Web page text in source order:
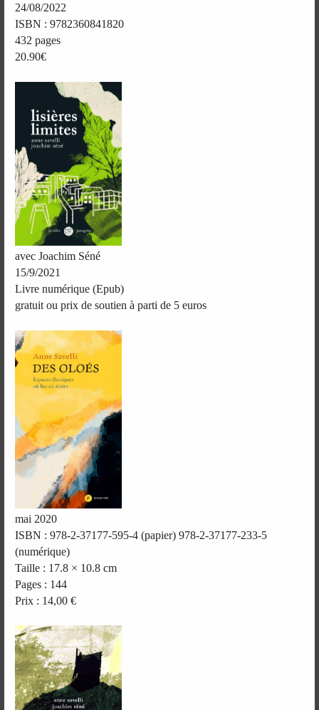
24/08/2022
ISBN : 9782360841820
432 pages
20.90€
avec Joachim Séné
15/9/2021
Livre numérique (Epub)
gratuit ou prix de soutien à parti de 5 euros
mai 2020
ISBN : 978-2-37177-595-4 (papier) 978-2-37177-233-5
(numérique)
Taille : 17.8 × 10.8 cm
Pages : 144
Prix : 14,00 €